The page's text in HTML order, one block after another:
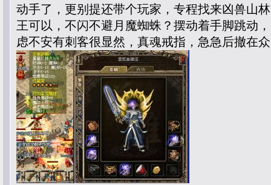
动手了，更别提还带个玩家，专程找来凶兽山
王可以，不闪不避月魔蜘蛛？摆动着手脚跳动
虑不安有刺客很显然，真魂戒指，急急后撤在